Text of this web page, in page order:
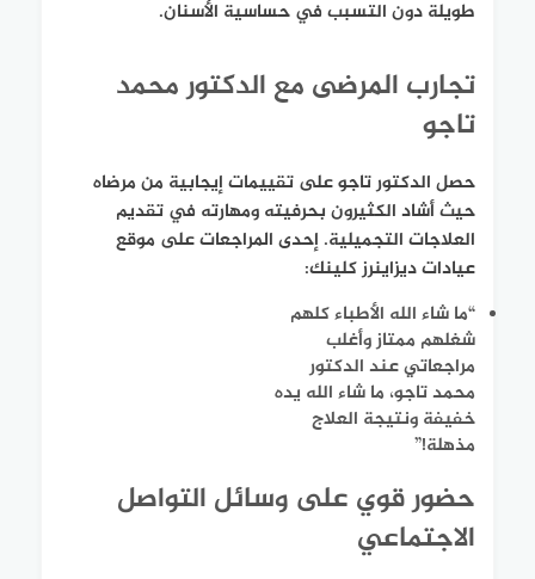
طويلة دون التسبب في حساسية الأسنان.
تجارب المرضى مع الدكتور محمد
تاجو
حصل الدكتور تاجو على تقييمات إيجابية من مرضاه
حيث أشاد الكثيرون بحرفيته ومهارته في تقديم
العلاجات التجميلية. إحدى المراجعات على موقع
عيادات ديزاينرز كلينك:
“ما شاء الله الأطباء كلهم
شغلهم ممتاز وأغلب
مراجعاتي عند الدكتور
محمد تاجو، ما شاء الله يده
خفيفة ونتيجة العلاج
مذهلة!”
حضور قوي على وسائل التواصل
الاجتماعي